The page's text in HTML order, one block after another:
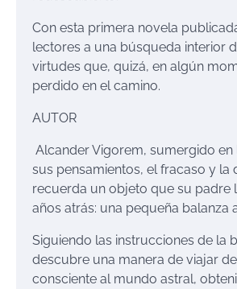
Con esta primera novela
lectores a una búsqueda interior
virtudes que, quizá, en algún
perdido en el camino.
AUTOR
Alcander Vigorem, sumergido
sus pensamientos, el fracaso y la
recuerda un objeto que su padre
años atrás: una pequeña balanza
Siguiendo las instrucciones de la
descubre una manera de viajar
consciente al mundo astral,